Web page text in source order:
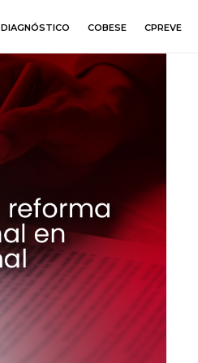
DIAGNÓSTICO COBESE CPREVE